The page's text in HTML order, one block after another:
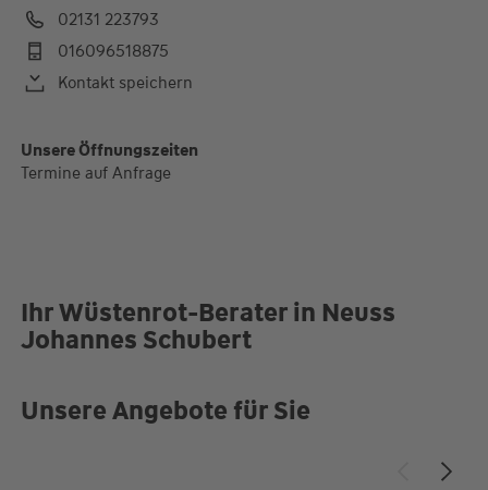
02131 223793
016096518875
Kontakt speichern
Unsere Öffnungszeiten
Termine auf Anfrage
Ihr Wüstenrot-Berater in Neuss
Johannes Schubert
Unsere Angebote für Sie